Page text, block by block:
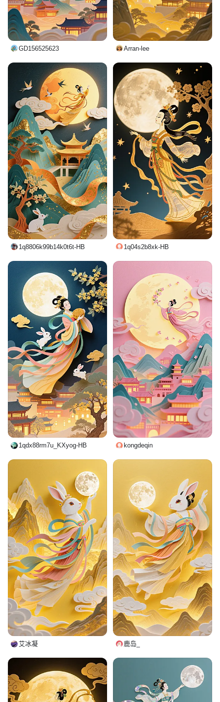
GD156525623 Arran-lee
1q8806k99b14k0t6t-HB 1q04s2b8xk-HB
1qdx88rm7u_KXyog-HB kongdeqin
艾冰凝 鹿岛_